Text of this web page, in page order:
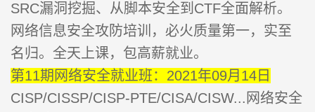
SRC漏洞挖掘、从脚本安全到CTF全面解析。
网络信息安全攻防培训，必火质量第一，实至
名归。全天上课，包高薪就业。
第11期网络安全就业班：2021年09月14日
CISP/CISSP/CISP-PTE/CISA/CISW...网络安全